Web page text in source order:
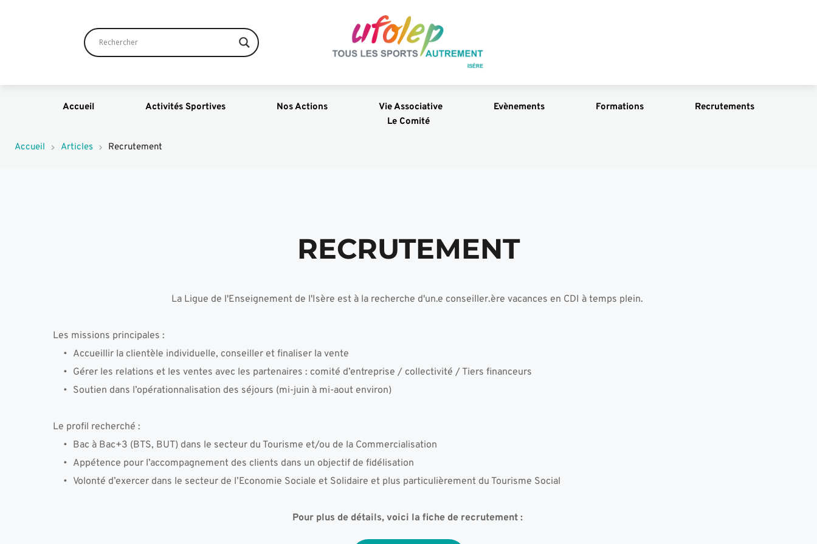
Accueil Activités Sportives Nos Actions Vie Associative Evènements Formations
Recrutements
Le Comité
Accueil Articles Recrutement
RECRUTEMENT
La Ligue de l'Enseignement de l'Isère est à la recherche d'un.e conseiller.ère vacances en CDI à temps plein.
Les missions principales :
Accueillir la clientèle individuelle, conseiller et finaliser la vente
Gérer les relations et les ventes avec les partenaires : comité d’entreprise / collectivité / Tiers financeurs
Soutien dans l’opérationnalisation des séjours (mi-juin à mi-aout environ)
Le profil recherché :
Bac à Bac+3 (BTS, BUT) dans le secteur du Tourisme et/ou de la Commercialisation
Appétence pour l’accompagnement des clients dans un objectif de fidélisation
Volonté d’exercer dans le secteur de l’Economie Sociale et Solidaire et plus particulièrement du Tourisme Social
Pour plus de détails, voici la fiche de recrutement :